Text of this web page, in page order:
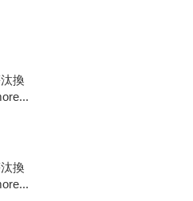
換
換